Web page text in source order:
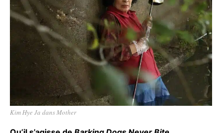
Kim Hye Ja dans Mother